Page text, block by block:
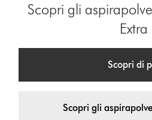
Scopri gli
Extra
Scopri di
Scopri gli